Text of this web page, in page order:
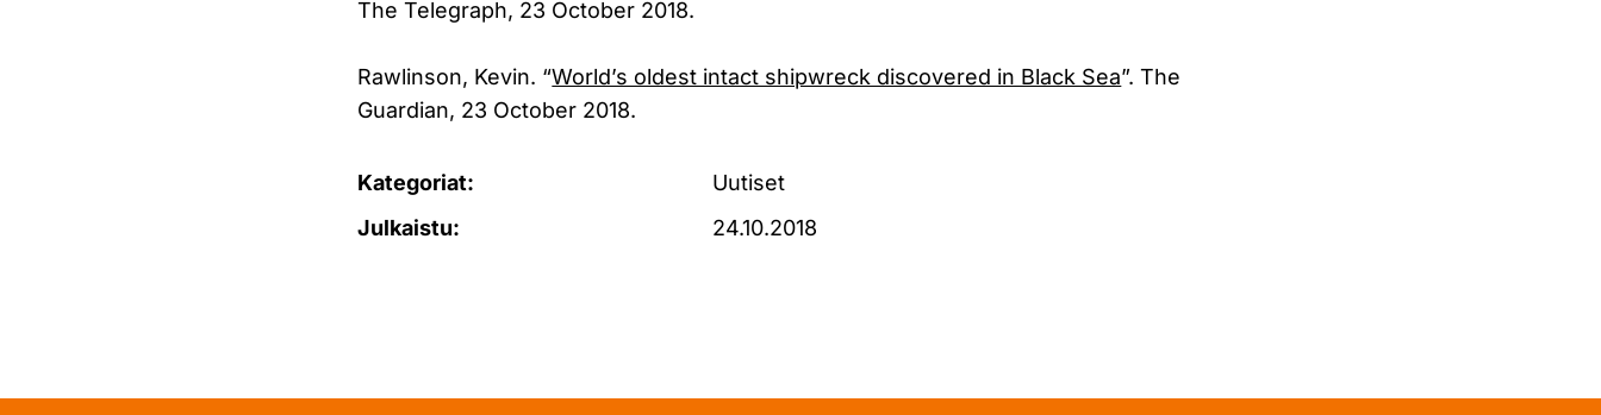
The Telegraph, 23 October 2018.
Rawlinson, Kevin. “World’s oldest intact shipwreck discovered in Black Sea”. The
Guardian, 23 October 2018.
Kategoriat:
Uutiset
Julkaistu:
24.10.2018